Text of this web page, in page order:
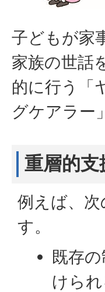
子どもが家
家族の世話
的に行う「
グケアラー」
重層的
例えば、
す。
既存
けら